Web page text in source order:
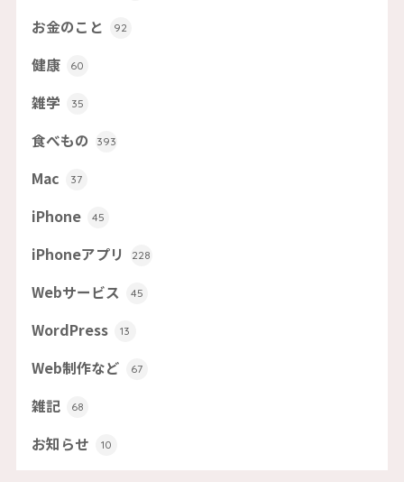
お金のこと 92
健康 60
雑学 35
食べもの 393
Mac 37
iPhone 45
iPhoneアプリ 228
Webサービス 45
WordPress 13
Web制作など 67
雑記 68
お知らせ 10